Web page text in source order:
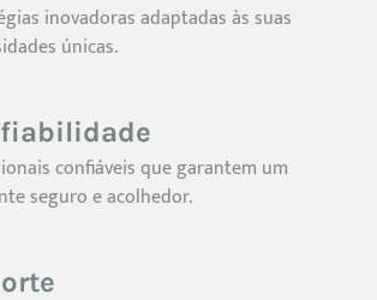
inovadoras adaptadas às suas
únicas.
confiáveis que garantem um
seguro e acolhedor.